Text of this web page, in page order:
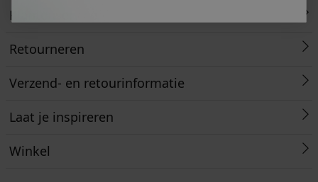
Klantenservice
Retourneren
Verzend- en retourinformatie
Laat je inspireren
Winkel